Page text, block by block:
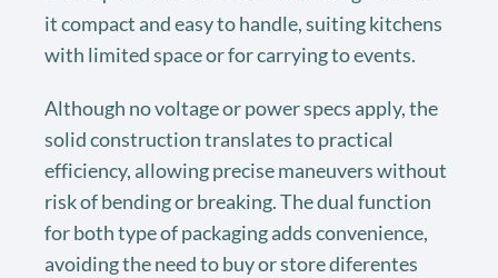
it compact and easy to handle, suiting kitchens
with limited space or for carrying to events.
Although no voltage or power specs apply, the
solid construction translates to practical
efficiency, allowing precise maneuvers without
risk of bending or breaking. The dual function
for both type of packaging adds convenience,
avoiding the need to buy or store diferentes